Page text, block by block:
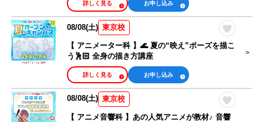
お申し込み
詳しく見る
08/08(土) 東京校
【 アニメーター科 】🌊 夏の“映え”ポーズを描こ
う🕺🏻 全身の描き方講座
お申し込み
詳しく見る
08/08(土) 東京校
【 アニメ音響科 】あの人気アニメが教材♪ 音響